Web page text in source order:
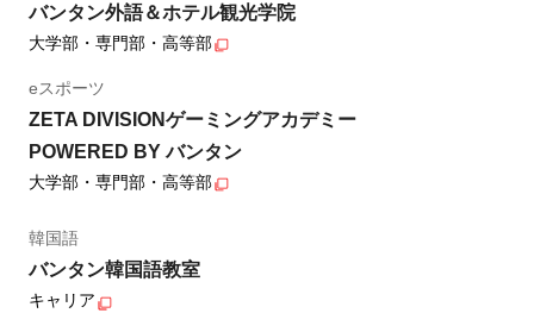
バンタン外語＆ホテル観光学院
大学部・専門部・高等部
eスポーツ
ZETA DIVISIONゲーミングアカデミー
POWERED BY バンタン
大学部・専門部・高等部
韓国語
バンタン韓国語教室
キャリア